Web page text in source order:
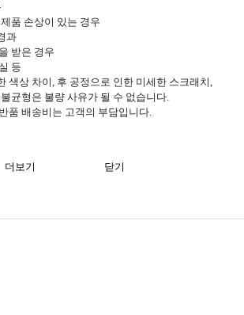
품 손상이 있는 경우
과
받은 경우
등
색상 차이, 후 공정으로 인한 미세한 스크래치,
균형은 불량 사유가 될 수 없습니다.
품 배송비는 고객의 부담입니다.
더보기 닫기